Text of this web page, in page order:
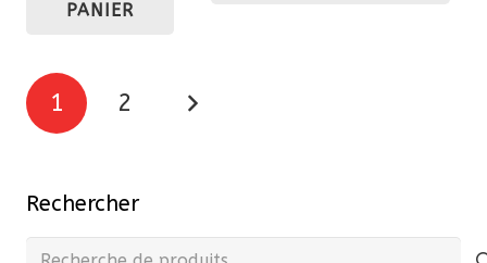
PANIER
Pagination
des
1 2
Rechercher
Recherche